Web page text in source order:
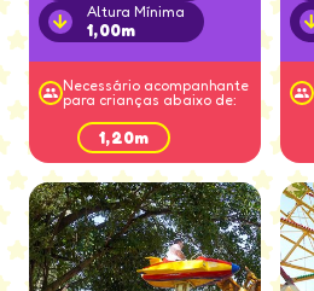
Altura Mínima
1,00m
Necessário acompanhante
para crianças abaixo de:
1,20m